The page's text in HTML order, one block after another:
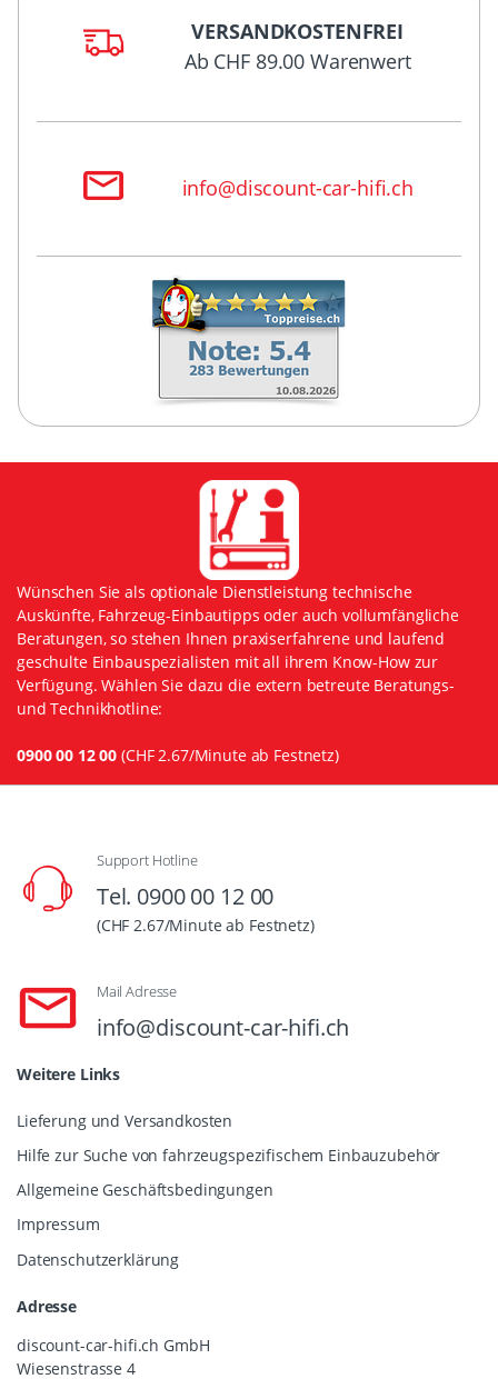
VERSANDKOSTENFREI
Ab CHF 89.00 Warenwert
info@discount-car-hifi.ch
Wünschen Sie als optionale Dienstleistung technische
Auskünfte, Fahrzeug-Einbautipps oder auch vollumfängliche
Beratungen, so stehen Ihnen praxiserfahrene und laufend
geschulte Einbauspezialisten mit all ihrem Know-How zur
Verfügung. Wählen Sie dazu die extern betreute Beratungs-
und Technikhotline:
0900 00 12 00 (CHF 2.67/Minute ab Festnetz)
Support Hotline
Tel. 0900 00 12 00
(CHF 2.67/Minute ab Festnetz)
Mail Adresse
info@discount-car-hifi.ch
Weitere Links
Lieferung und Versandkosten
Hilfe zur Suche von fahrzeugspezifischem Einbauzubehör
Allgemeine Geschäftsbedingungen
Impressum
Datenschutzerklärung
Adresse
discount-car-hifi.ch GmbH
Wiesenstrasse 4